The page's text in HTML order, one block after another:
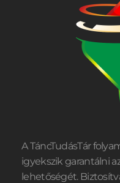
A TáncTudásTár
igyekszik garantálni
lehetőségét.